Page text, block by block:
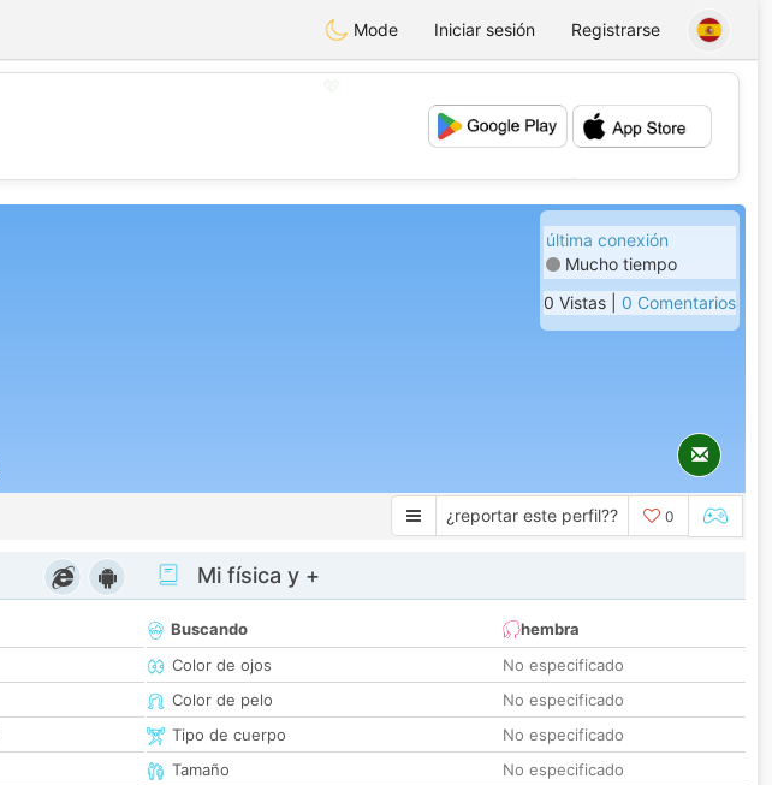
Mode Iniciar sesión Registrarse
💕
última conexión
Mucho tiempo
0 Vistas | 0 Comentarios
¿reportar este perfil?? 0
Mi física y +
Buscando
hembra
Color de ojos
No especificado
Color de pelo
No especificado
Tipo de cuerpo
No especificado
Tamaño
No especificado